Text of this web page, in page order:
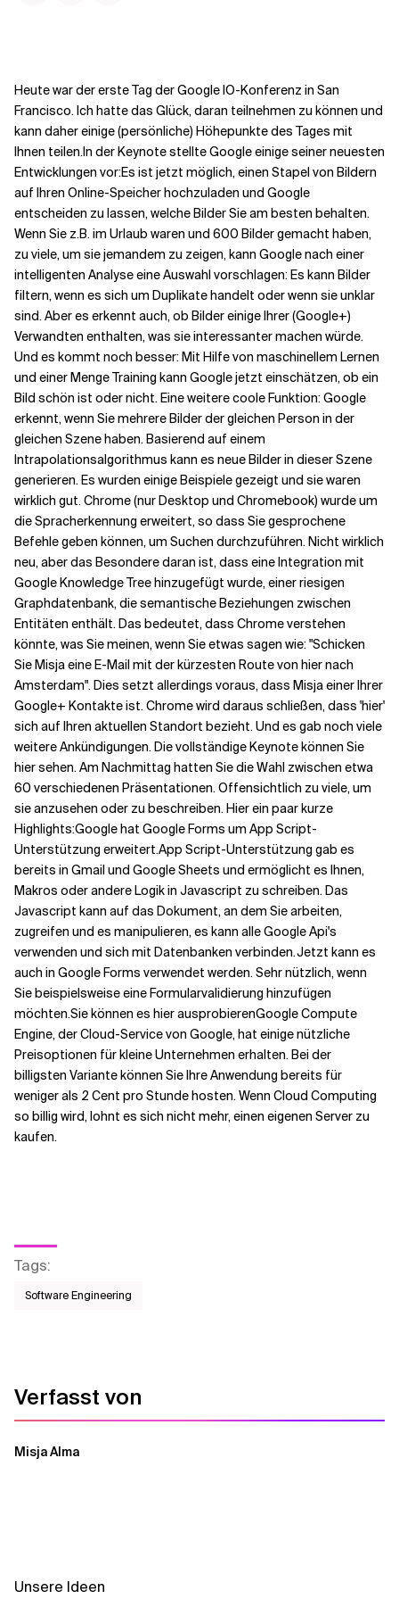
Verwandte Themen
Heute war der erste Tag der Google IO-Konferenz in San
Francisco. Ich hatte das Glück, daran teilnehmen zu können und
kann daher einige (persönliche) Höhepunkte des Tages mit
Ihnen teilen.In der Keynote stellte Google einige seiner neuesten
Entwicklungen vor:Es ist jetzt möglich, einen Stapel von Bildern
auf Ihren Online-Speicher hochzuladen und Google
entscheiden zu lassen, welche Bilder Sie am besten behalten.
Wenn Sie z.B. im Urlaub waren und 600 Bilder gemacht haben,
zu viele, um sie jemandem zu zeigen, kann Google nach einer
intelligenten Analyse eine Auswahl vorschlagen: Es kann Bilder
filtern, wenn es sich um Duplikate handelt oder wenn sie unklar
sind. Aber es erkennt auch, ob Bilder einige Ihrer (Google+)
Verwandten enthalten, was sie interessanter machen würde.
Und es kommt noch besser: Mit Hilfe von maschinellem Lernen
und einer Menge Training kann Google jetzt einschätzen, ob ein
Bild schön ist oder nicht. Eine weitere coole Funktion: Google
erkennt, wenn Sie mehrere Bilder der gleichen Person in der
gleichen Szene haben. Basierend auf einem
Intrapolationsalgorithmus kann es neue Bilder in dieser Szene
generieren. Es wurden einige Beispiele gezeigt und sie waren
wirklich gut.Chrome (nur Desktop und Chromebook) wurde um
die Spracherkennung erweitert, so dass Sie gesprochene
Befehle geben können, um Suchen durchzuführen. Nicht wirklich
neu, aber das Besondere daran ist, dass eine Integration mit
Google Knowledge Tree hinzugefügt wurde, einer riesigen
Graphdatenbank, die semantische Beziehungen zwischen
Entitäten enthält. Das bedeutet, dass Chrome verstehen
könnte, was Sie meinen, wenn Sie etwas sagen wie: "Schicken
Sie Misja eine E-Mail mit der kürzesten Route von hier nach
Amsterdam". Dies setzt allerdings voraus, dass Misja einer Ihrer
Google+ Kontakte ist. Chrome wird daraus schließen, dass 'hier'
sich auf Ihren aktuellen Standort bezieht. Und es gab noch viele
weitere Ankündigungen. Die vollständige Keynote können Sie
hier sehen. Am Nachmittag hatten Sie die Wahl zwischen etwa
60 verschiedenen Präsentationen. Offensichtlich zu viele, um
sie anzusehen oder zu beschreiben. Hier ein paar kurze
Highlights:Google hat Google Forms um App Script-
Unterstützung erweitert.App Script-Unterstützung gab es
bereits in Gmail und Google Sheets und ermöglicht es Ihnen,
Makros oder andere Logik in Javascript zu schreiben. Das
Javascript kann auf das Dokument, an dem Sie arbeiten,
zugreifen und es manipulieren, es kann alle Google Api's
verwenden und sich mit Datenbanken verbinden.Jetzt kann es
auch in Google Forms verwendet werden. Sehr nützlich, wenn
Sie beispielsweise eine Formularvalidierung hinzufügen
möchten.Sie können es hierausprobierenGoogle Compute
Engine, der Cloud-Service von Google, hat einige nützliche
Preisoptionen für kleine Unternehmen erhalten. Bei der
billigsten Variante können Sie Ihre Anwendung bereits für
weniger als 2 Cent pro Stunde hosten. Wenn Cloud Computing
so billig wird, lohnt es sich nicht mehr, einen eigenen Server zu
kaufen.
Tags:
Software Engineering
Verfasst von
Misja Alma
Unsere Ideen